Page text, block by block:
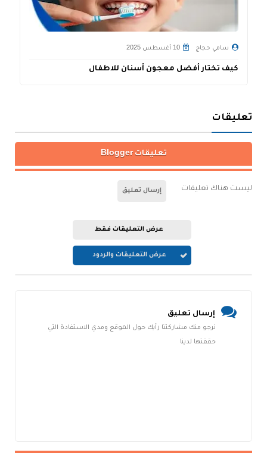
سامي حجاج 10 أغسطس 2025
كيف تختار أفضل معجون أسنان للاطفال
تعليقات
تعليقات Blogger
ليست هناك تعليقات إرسال تعليق
عرض التعليقات فقط
عرض التعليقات والردود
إرسال تعليق
نرجو منك مشاركتنا رأيك حول الموقع ومدي الاستفادة التي
حققتها لدينا